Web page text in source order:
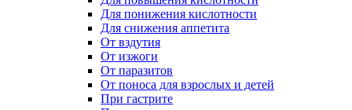
Для понижения кислотности
Для снижения аппетита
От вздутия
От изжоги
От паразитов
От поноса для взрослых и детей
При гастрите